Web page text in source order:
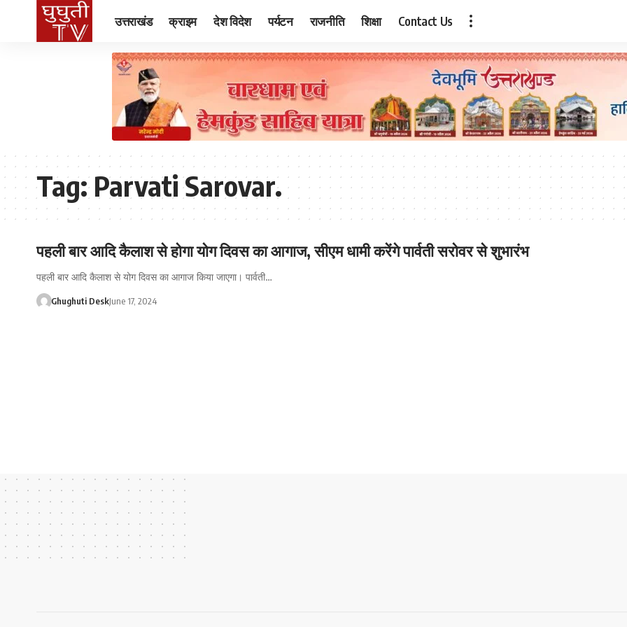
उत्तराखंड क्राइम देश विदेश पर्यटन राजनीति शिक्षा Contact Us
Tag:Parvati Sarovar.
पहली बार आदि कैलाश से होगा योग दिवस का आगाज, सीएम धामी करेंगे पार्वती सरोवर से शुभारंभ
पहली बार आदि कैलाश से योग दिवस का आगाज किया जाएगा। पार्वती…
Ghughuti DeskJune 17, 2024